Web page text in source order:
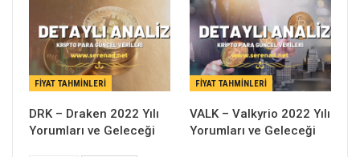
FIYAT TAHMINLERI
DRK – Draken 2022 Yılı
Yorumları ve Geleceği
FIYAT TAHMINLERI
VALK – Valkyrio 2022 Yılı
Yorumları ve Geleceği